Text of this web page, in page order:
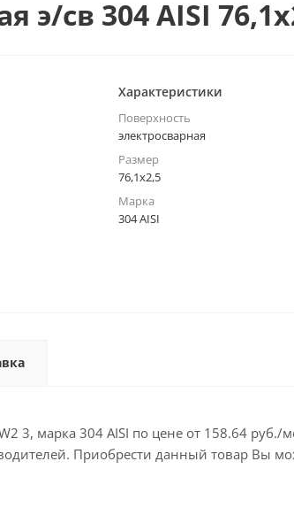
св 304 AISI
Характеристики
Поверхность
электросварная
Размер
76,1х2,5
Марка
304 AISI
3, марка 304 AISI по цене от 158.64
Приобрести данный товар Вы